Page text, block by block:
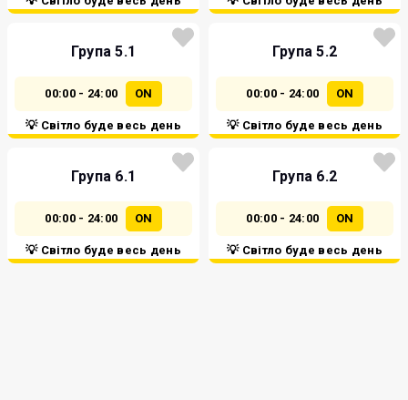
Група 5.1
00:00 - 24:00 ON
💡 Світло буде весь день
Група 5.2
00:00 - 24:00 ON
💡 Світло буде весь день
Група 6.1
00:00 - 24:00 ON
💡 Світло буде весь день
Група 6.2
00:00 - 24:00 ON
💡 Світло буде весь день